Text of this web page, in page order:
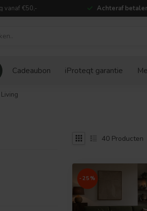
vanaf €50,- Achteraf
Cadeaubon iProteqt garantie
40 Producten
-25%